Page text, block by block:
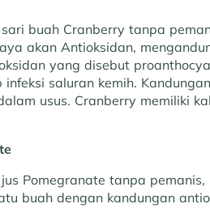
buah Cranberry tanpa
akan Antioksidan,
yang disebut
saluran kemih.
usus. Cranberry memiliki
Pomegranate tanpa
buah dengan kandungan